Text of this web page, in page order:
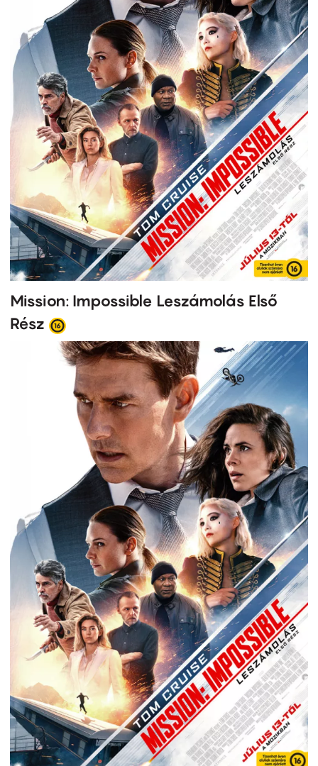
Mission: Impossible Leszámolás Első
Rész